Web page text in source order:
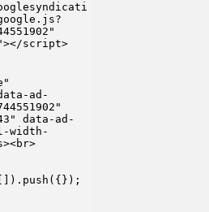
script>
ad-
data-ad-
width-
[]).push({});